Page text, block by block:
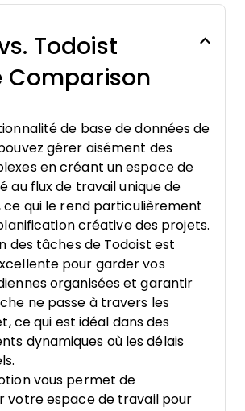
Todoist
Comparison
de base de données de
gérer aisément des
en créant un espace de
au flux de travail unique de
ce qui le rend particulièrement
créative des projets.
des tâches de Todoist est
pour garder vos
organisées et garantir
ne passe à travers les
ce qui est idéal dans des
dynamiques où les délais
vous permet de
votre espace de travail pour